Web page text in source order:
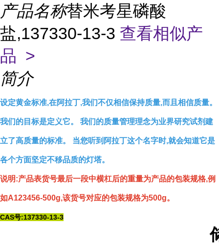
产品名称替米考星磷酸
盐,137330-13-3 查看相似产
品 >
简介
设定黄金标准,在阿拉丁,我们不仅相信保持质量,而且相信质量。
我们的目标是定义它。 我们的质量管理理念为业界研究试剂建
立了高质量的标准。 当您听到阿拉丁这个名字时,就会知道它是
各个方面坚定不移品质的灯塔。
说明:产品表货号最后一段中横杠后的重量为产品的包装规格,例
如A123456-500g,该货号对应的包装规格为500g。
CAS号:137330-13-3